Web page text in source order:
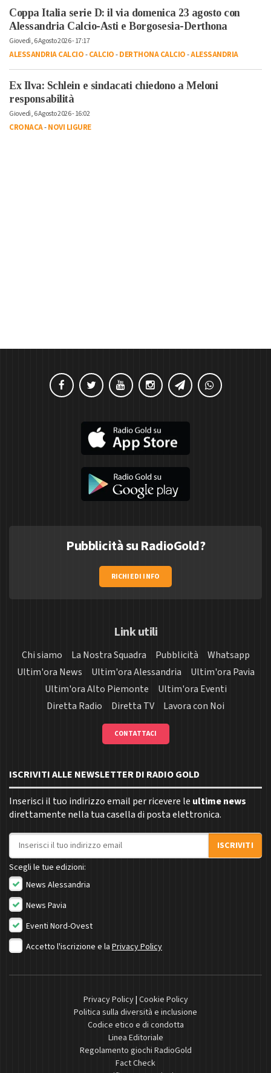
Coppa Italia serie D: il via domenica 23 agosto con
Alessandria Calcio-Asti e Borgosesia-Derthona
Giovedì, 6 Agosto 2026 - 17:17
ALESSANDRIA CALCIO-CALCIO-DERTHONA CALCIO-ALESSANDRIA
Ex Ilva: Schlein e sindacati chiedono a Meloni
responsabilità
Giovedì, 6 Agosto 2026 - 16:02
CRONACA-NOVI LIGURE
Pubblicità su RadioGold?
RICHIEDI INFO
Link utili
Chi siamo La Nostra Squadra Pubblicità
Whatsapp
Ultim'ora News
Ultim'ora Alessandria
Ultim'ora Pavia
Ultim'ora Alto Piemonte
Ultim'ora Eventi
Diretta Radio
Diretta TV Lavora con Noi
CONTATTACI
ISCRIVITI ALLE NEWSLETTER DI RADIO GOLD
Inserisci il tuo indirizzo email per ricevere le ultime news
direttamente nella tua casella di posta elettronica.
Indirizzo email
ISCRIVITI
Scegli le tue edizioni:
News Alessandria
News Pavia
Eventi Nord-Ovest
Accetto l'iscrizione e la Privacy Policy
Privacy Policy| Cookie Policy
Politica sulla diversità e inclusione
Codice etico e di condotta
Linea Editoriale
Regolamento giochi RadioGold
Fact Check